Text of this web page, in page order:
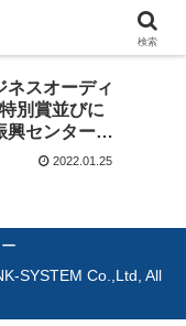
ネスオーディ
別賞並びに
興センター賞
2022.01.25
SYSTEM Co.,Ltd, All
検索